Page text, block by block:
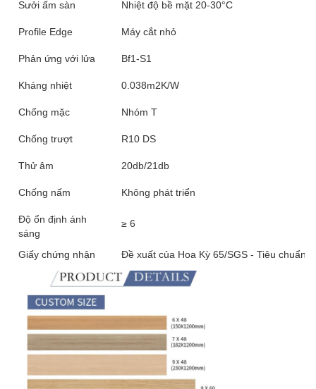
Sưởi ấm sàn Nhiệt độ bề mặt 20-30°C
Profile Edge Máy cắt nhỏ
Phản ứng với lửa Bf1-S1
Kháng nhiệt 0.038m2K/W
Chống mặc Nhóm T
Chống trượt R10 DS
Thử âm 20db/21db
Chống nấm Không phát triển
Độ ổn định ánh
sáng
≥ 6
Giấy chứng nhận Đề xuất của Hoa Kỳ 65/SGS - Tiêu chuẩn